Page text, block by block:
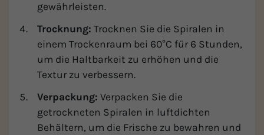
gewährleisten.
Trocknung: Trocknen Sie die Spiralen in
einem Trockenraum bei 60°C für 6 Stunden,
um die Haltbarkeit zu erhöhen und die
Textur zu verbessern.
Verpackung: Verpacken Sie die
getrockneten Spiralen in luftdichten
Behältern, um die Frische zu bewahren und